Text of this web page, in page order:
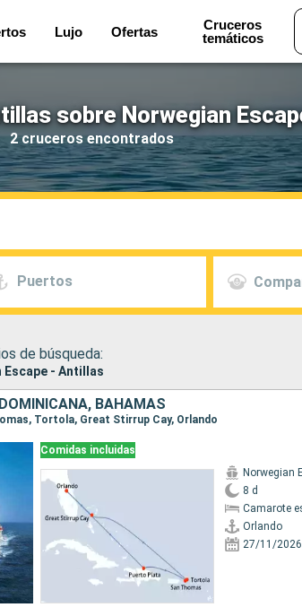
Lujo Ofertas
Cruceros
temáticos
sobre Norwegian
2 cruceros encontrados
Puertos
de búsqueda:
Escape - Antillas
BAHAMAS
Tortola, Great Stirrup Cay, Orlando
Comidas incluidas
Norwegian
8 d
Camarote
Orlando
27/11/2026